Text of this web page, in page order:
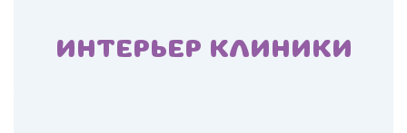
ИНТЕРЬЕР КЛИНИКИ